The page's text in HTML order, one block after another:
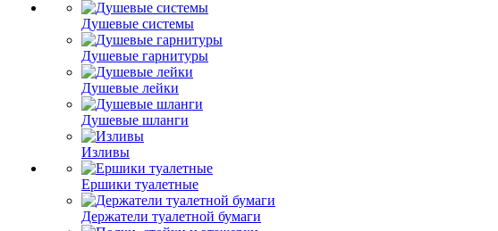
Душевые системы
Душевые гарнитуры
Душевые лейки
Душевые шланги
Изливы
Ершики туалетные
Держатели туалетной бумаги